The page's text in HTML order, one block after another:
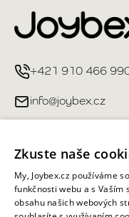
+421 910 466
info@joybex.cz
Můj účet
Informace
Zkuste naše
My, Joybex.cz používáme
funkčnosti webu a s Vaším
obsahu našich webových